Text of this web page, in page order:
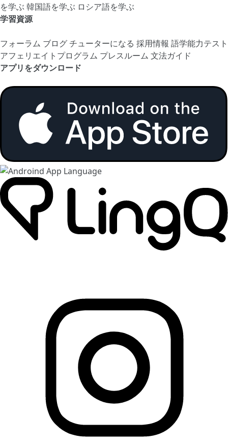
を学ぶ 韓国語を学ぶ ロシア語を学ぶ
学習資源
フォーラム ブログチューターになる 採用情報 語学能力テスト
アフェリエイトプログラム プレスルーム 文法ガイド
アプリをダウンロード